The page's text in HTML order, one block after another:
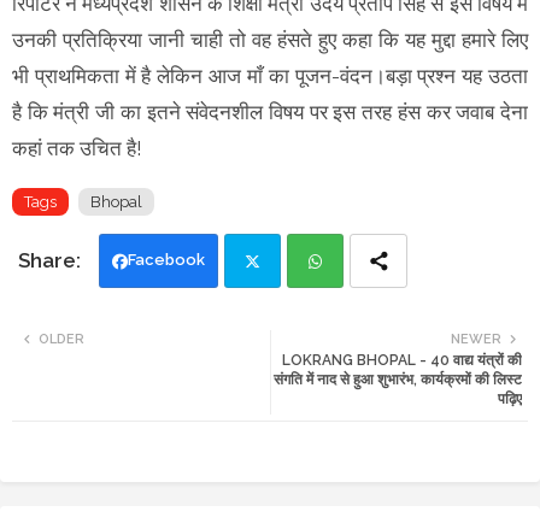
उनकी प्रतिक्रिया जानी चाही तो वह हंसते हुए कहा कि यह मुद्दा हमारे लिए
भी प्राथमिकता में है लेकिन आज माँ का पूजन-वंदन।बड़ा प्रश्न यह उठता
है कि मंत्री जी का इतने संवेदनशील विषय पर इस तरह हंस कर जवाब देना
कहां तक उचित है!
Tags Bhopal
Facebook
ats
NEWER
LOKRANG BHOPAL - 40 वाद्य यंत्रों की
संगति में नाद से हुआ शुभारंभ, कार्यक्रमों की लिस्ट
पढ़िए
OLDER